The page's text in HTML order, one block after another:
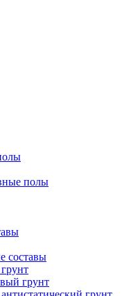
полы
составы
грунт